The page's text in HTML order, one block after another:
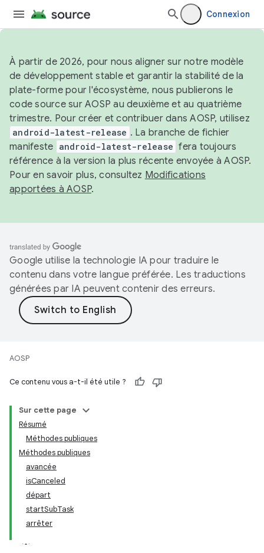
Connexion
À partir de 2026, pour nous aligner sur notre modèle
de développement stable et garantir la stabilité de la
plate-forme pour l'écosystème, nous publierons le
code source sur AOSP au deuxième et au quatrième
trimestre. Pour créer et contribuer dans AOSP, utilisez
android-latest-release . La branche de fichier
manifeste android-latest-release fera toujours
référence à la version la plus récente envoyée à AOSP.
Pour en savoir plus, consultez Modifications
apportées à AOSP.
Google utilise la technologie IA pour traduire le
contenu dans votre langue préférée. Les traductions
générées par IA peuvent contenir des erreurs.
AOSP
Ce contenu vous a-t-il été utile ?
Sur cette page
Résumé
Méthodes publiques
Méthodes publiques
avancée
isCanceled
départ
startSubTask
arrêter